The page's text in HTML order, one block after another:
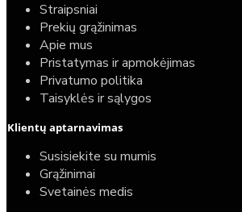
Elektrinio gyvatuko paruošimo
40,00€
25,00€
Straipsniai
Prekių grąžinimas
Apie mus
Pristatymas ir apmokėjimas
Privatumo politika
Taisyklės ir sąlygos
Klientų aptarnavimas
Susisiekite su mumis
Grąžinimai
Svetainės medis